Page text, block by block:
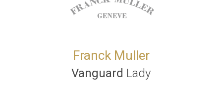
Franck Muller
Vanguard Lady